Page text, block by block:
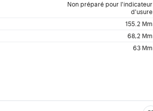
Non préparé pour l'indicateur
d'usure
155.2 Mm
68,2 Mm
63 Mm